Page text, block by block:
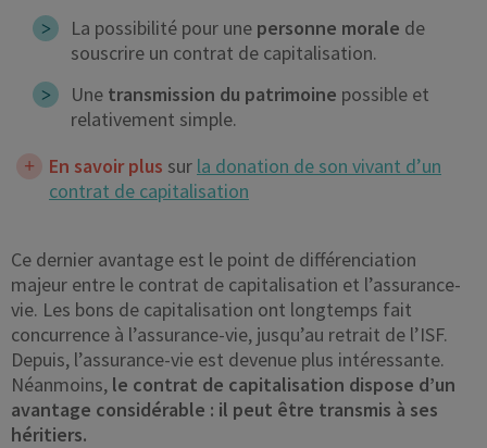
La possibilité pour une personne morale de
souscrire un contrat de capitalisation.
Une transmission du patrimoine possible et
relativement simple.
En savoir plus sur la donation de son vivant d’un
contrat de capitalisation
Ce dernier avantage est le point de différenciation
majeur entre le contrat de capitalisation et l’assurance-
vie. Les bons de capitalisation ont longtemps fait
concurrence à l’assurance-vie, jusqu’au retrait de l’ISF.
Depuis, l’assurance-vie est devenue plus intéressante.
Néanmoins, le contrat de capitalisation dispose d’un
avantage considérable : il peut être transmis à ses
héritiers.